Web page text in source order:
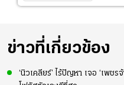
ข่าวที่เกี่ยวข้อง
‘นิวเคลียร์’ ไร้ปัญหา เจอ ‘เพช